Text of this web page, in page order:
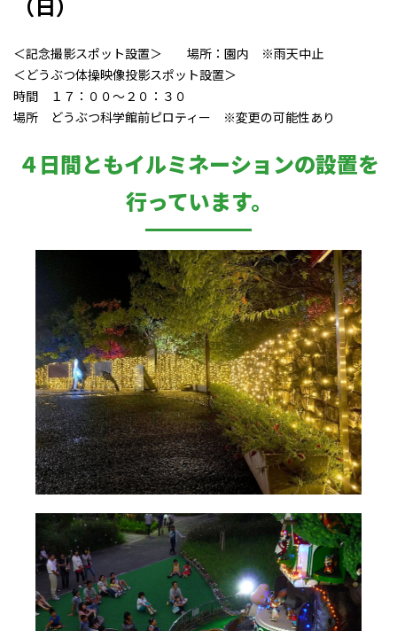
＜記念撮影スポット設置＞ 場所：園内 ※雨天中止
＜どうぶつ体操映像投影スポット設置＞
時間 １７：００～２０：３０
場所 どうぶつ科学館前ピロティー ※変更の可能性あり
４日間ともイルミネーションの設置を
行っています。